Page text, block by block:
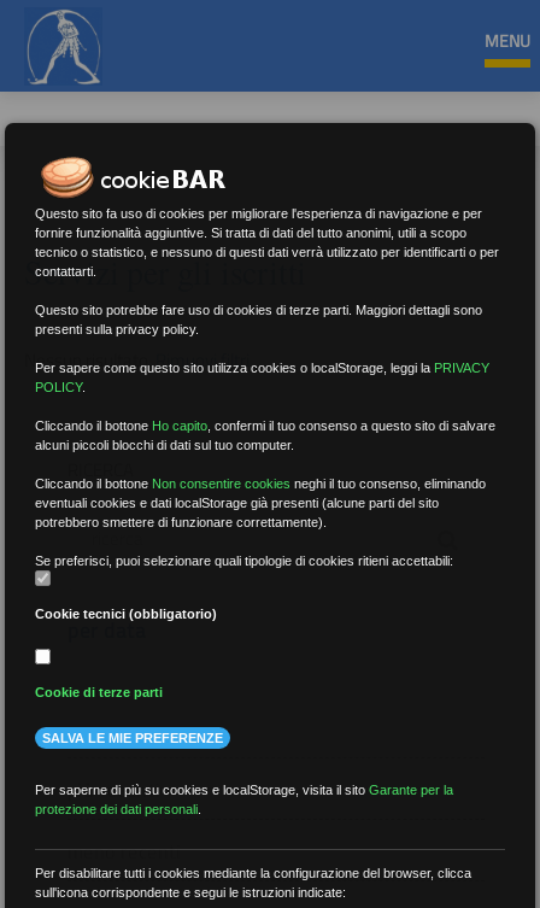
MENU
Servizi per gli iscritti
Nessun risultato.Rimuovi filtri
per data
più recenti
meno recenti
Questo sito fa uso di cookies per migliorare l'esperienza di navigazione e per
fornire funzionalità aggiuntive. Si tratta di dati del tutto anonimi, utili a scopo
tecnico o statistico, e nessuno di questi dati verrà utilizzato per identificarti o per
contattarti.
Questo sito potrebbe fare uso di cookies di terze parti. Maggiori dettagli sono
presenti sulla privacy policy.
Per sapere come questo sito utilizza cookies o localStorage, leggi la PRIVACY
POLICY.
Cliccando il bottone Ho capito ,confermi il tuo consenso a questo sito di salvare
alcuni piccoli blocchi di dati sul tuo computer.
Cliccando il bottone Non consentire cookies neghi il tuo consenso, eliminando
eventuali cookies e dati localStorage già presenti (alcune parti del sito
potrebbero smettere di funzionare correttamente).
Se preferisci, puoi selezionare quali tipologie di cookies ritieni accettabili:
Cookie tecnici (obbligatorio)
Cookie di terze parti
SALVA LE MIE PREFERENZE
Per saperne di più su cookies e localStorage, visita il sitoGarante per la
protezione dei dati personali
Per disabilitare tutti i cookies mediante la configurazione del browser, clicca
sull'icona corrispondente e segui le istruzioni indicate: